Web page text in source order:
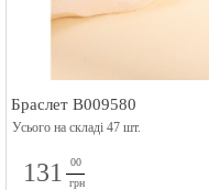
Браслет B009580
Усього на складі 47 шт.
131
00
грн